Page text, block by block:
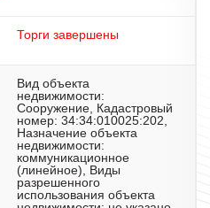
Торги завершены
Вид объекта
недвижимости:
Сооружение, Кадастровый
номер: 34:34:010025:202,
Назначение объекта
недвижимости:
коммуникационное
(линейное), Виды
разрешенного
использования объекта